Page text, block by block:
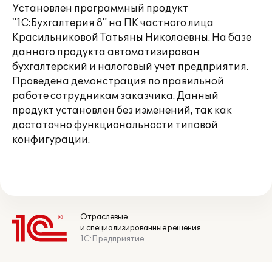
Установлен программный продукт
"1С:Бухгалтерия 8" на ПК частного лица
Красильниковой Татьяны Николаевны. На базе
данного продукта автоматизирован
бухгалтерский и налоговый учет предприятия.
Проведена демонстрация по правильной
работе сотрудникам заказчика. Данный
продукт установлен без изменений, так как
достаточно функциональности типовой
конфигурации.
Отраслевые
и специализированные решения
1С:Предприятие